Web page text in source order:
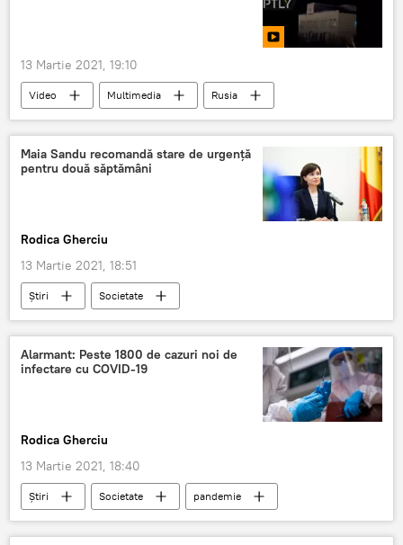
13 Martie 2021, 19:10
Video Multimedia
Rusia
Iakutia
meteorit rachetă
Maia Sandu recomandă stare de urgență
pentru două săptămâni
Rodica Gherciu
13 Martie 2021, 18:51
Știri
Societate
Lockdown în Moldova
carantină
pandemie
raspandire
Alarmant: Peste 1800 de cazuri noi de
infectare cu COVID-19
Rodica Gherciu
13 Martie 2021, 18:40
Știri Societate
pandemie
COVID-19
coronavirus